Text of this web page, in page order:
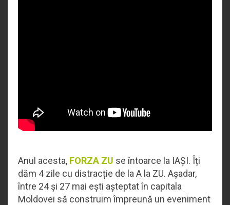
Anul acesta, FORZA ZU se întoarce la IAȘI. Îți
dăm 4 zile cu distracție de la A la ZU. Așadar,
între 24 și 27 mai ești așteptat în capitala
Moldovei să construim împreună un eveniment